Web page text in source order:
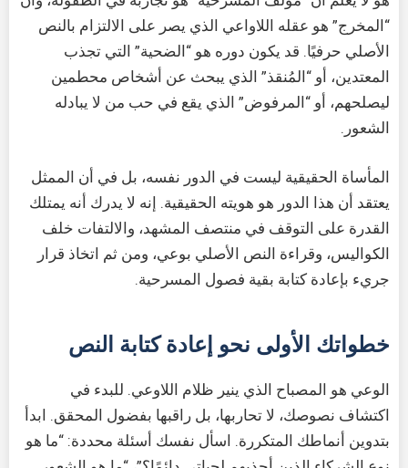
“المخرج” هو عقله اللاواعي الذي يصر على الالتزام بالنص
الأصلي حرفيًا. قد يكون دوره هو “الضحية” التي تجذب
المعتدين، أو “المُنقذ” الذي يبحث عن أشخاص محطمين
ليصلحهم، أو “المرفوض” الذي يقع في حب من لا يبادله
الشعور.
المأساة الحقيقية ليست في الدور نفسه، بل في أن الممثل
يعتقد أن هذا الدور هو هويته الحقيقية. إنه لا يدرك أنه يمتلك
القدرة على التوقف في منتصف المشهد، والالتفات خلف
الكواليس، وقراءة النص الأصلي بوعي، ومن ثم اتخاذ قرار
جريء بإعادة كتابة بقية فصول المسرحية.
خطواتك الأولى نحو إعادة كتابة النص
الوعي هو المصباح الذي ينير ظلام اللاوعي. للبدء في
اكتشاف نصوصك، لا تحاربها، بل راقبها بفضول المحقق. ابدأ
بتدوين أنماطك المتكررة. اسأل نفسك أسئلة محددة: “ما هو